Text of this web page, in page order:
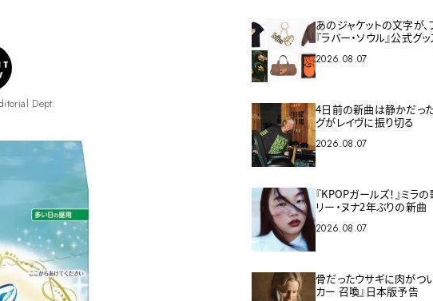
Dept.
あのジャケットの文字が、
『ラバー・ソウル』公式
2026.08.07
4日前の新曲は静かだった
グがレイヴに振り切る
2026.08.07
『KPOPガールズ！』ミラ
リー・ヌナ2年ぶりの新曲
2026.08.07
骨だったウサギに肉がつい
カー 召喚』日本版予告